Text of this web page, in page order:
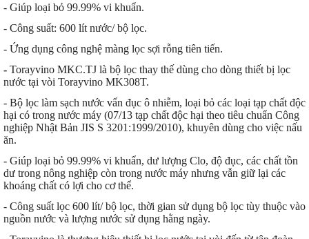
- Giúp loại bỏ 99.99% vi khuẩn.
- Công suất: 600 lít nước/ bộ lọc.
- Ứng dụng công nghệ màng lọc sợi rỗng tiên tiến.
- Torayvino MKC.TJ là bộ lọc thay thế dùng cho dòng thiết bị lọc
nước tại vòi Torayvino MK308T.
- Bộ lọc làm sạch nước vẩn đục ô nhiễm, loại bỏ các loại tạp chất độc
hại có trong nước máy (07/13 tạp chất độc hại theo tiêu chuẩn Công
nghiệp Nhật Bản JIS S 3201:1999/2010), khuyên dùng cho việc nấu
ăn.
- Giúp loại bỏ 99.99% vi khuẩn, dư lượng Clo, độ đục, các chất tồn
dư trong nông nghiệp còn trong nước máy nhưng vẫn giữ lại các
khoáng chất có lợi cho cơ thể.
- Công suất lọc 600 lít/ bộ lọc, thời gian sử dụng bộ lọc tùy thuộc vào
nguồn nước và lượng nước sử dụng hằng ngày.